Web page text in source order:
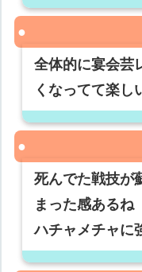
全体的に宴会芸
くなってて楽し
死んでた戦技が
まった感あるね
ハチャメチャに